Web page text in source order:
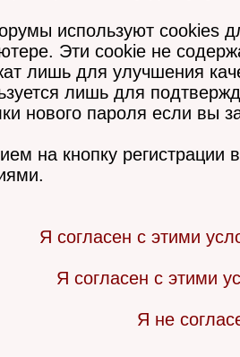
используют cookies
Эти cookie не
лишь для улучшения
лишь для
нового пароля если вы
на кнопку регистрации
Я согласен с этими
Я согласен с этими
Я не